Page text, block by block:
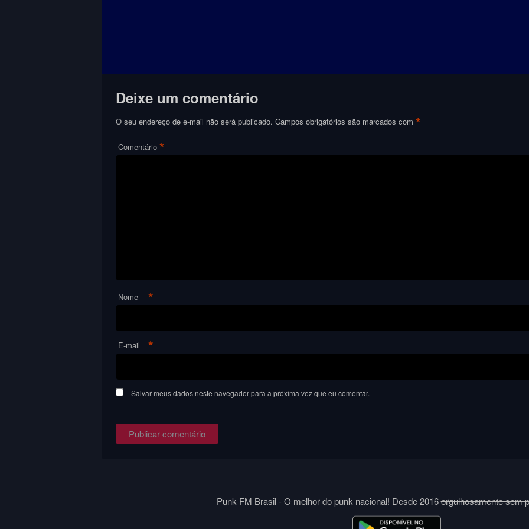
Deixe um comentário
O seu endereço de e-mail não será publicado. Campos obrigatórios são marcados com*
Comentário *
Nome *
E-mail *
Salvar meus dados neste navegador para a próxima vez que eu comentar.
Punk FM Brasil - O melhor do punk nacional! Desde 2016orgulhosamente sem